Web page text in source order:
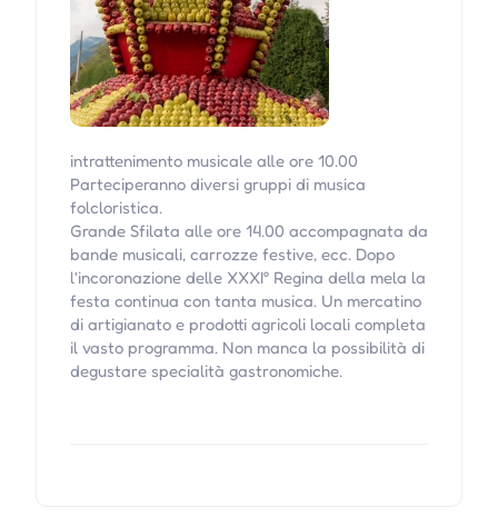
intrattenimento musicale alle ore 10.00
Parteciperanno diversi gruppi di musica
folcloristica.
Grande Sfilata alle ore 14.00 accompagnata da
bande musicali, carrozze festive, ecc. Dopo
l'incoronazione delle XXXI° Regina della mela la
festa continua con tanta musica. Un mercatino
di artigianato e prodotti agricoli locali completa
il vasto programma. Non manca la possibilità di
degustare specialità gastronomiche.